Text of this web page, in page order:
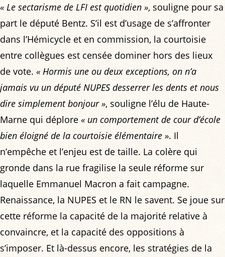
« Le sectarisme de LFI est quotidien », souligne pour sa
part le député Bentz. S’il est d’usage de s’affronter
dans l’Hémicycle et en commission, la courtoisie
entre collègues est censée dominer hors des lieux
de vote. « Hormis une ou deux exceptions, on n’a
jamais vu un député NUPES desserrer les dents et nous
dire simplement bonjour », souligne l’élu de Haute-
Marne qui déplore « un comportement de cour d’école
bien éloigné de la courtoisie élémentaire ». Il
n’empêche et l’enjeu est de taille. La colère qui
gronde dans la rue fragilise la seule réforme sur
laquelle Emmanuel Macron a fait campagne.
Renaissance, la NUPES et le RN le savent. Se joue sur
cette réforme la capacité de la majorité relative à
convaincre, et la capacité des oppositions à
s’imposer. Et là-dessus encore, les stratégies de la